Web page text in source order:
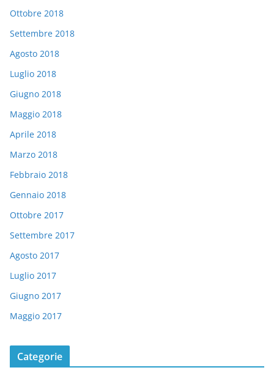
Ottobre 2018
Settembre 2018
Agosto 2018
Luglio 2018
Giugno 2018
Maggio 2018
Aprile 2018
Marzo 2018
Febbraio 2018
Gennaio 2018
Ottobre 2017
Settembre 2017
Agosto 2017
Luglio 2017
Giugno 2017
Maggio 2017
Categorie